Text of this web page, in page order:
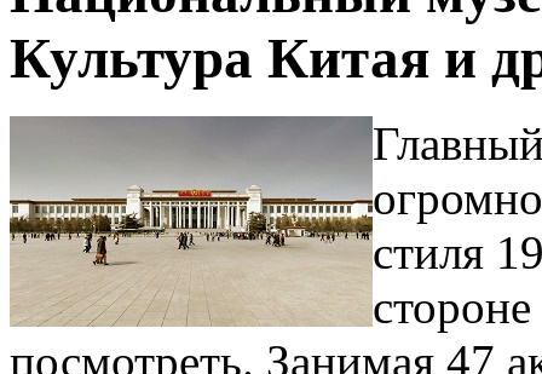
Культура Китая и
стиля
посмотреть. Занимая 47